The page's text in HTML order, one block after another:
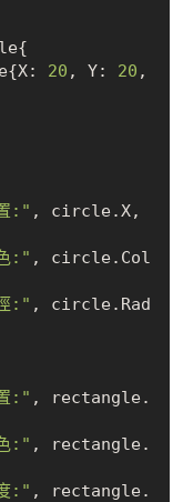
20 , Y: 20 ,
:" , circle.X,
:" , circle.Col
:" , circle.Rad
:" , rectangle.
:" , rectangle.
:" , rectangle.